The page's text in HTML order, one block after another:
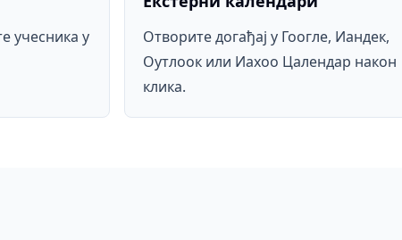
учесника у
Отворите догађај у Гоогле, Иандек,
Оутлоок или Иахоо Цалендар након
клика.